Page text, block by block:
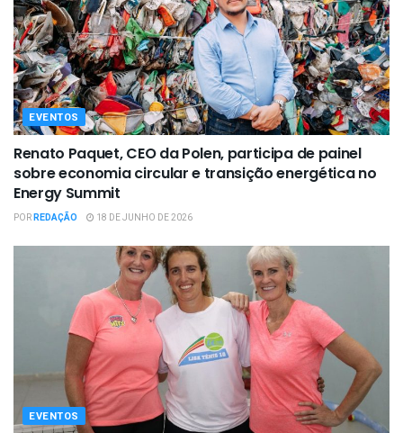
EVENTOS
Renato Paquet, CEO da Polen, participa de painel
sobre economia circular e transição energética no
Energy Summit
PORREDAÇÃO 18 DE JUNHO DE 2026
EVENTOS